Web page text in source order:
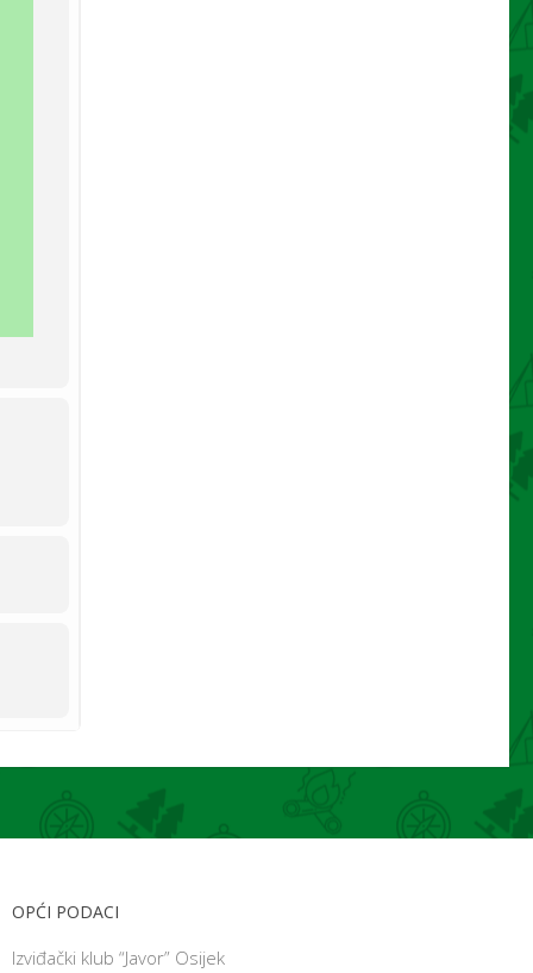
OPĆI PODACI
Izviđački klub “Javor” Osijek